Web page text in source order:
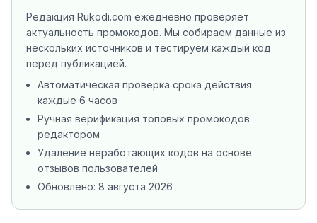
Редакция Rukodi.com ежедневно проверяет
актуальность промокодов. Мы собираем данные из
нескольких источников и тестируем каждый код
перед публикацией.
Автоматическая проверка срока действия
каждые 6 часов
Ручная верификация топовых промокодов
редактором
Удаление неработающих кодов на основе
отзывов пользователей
Обновлено: 8 августа 2026